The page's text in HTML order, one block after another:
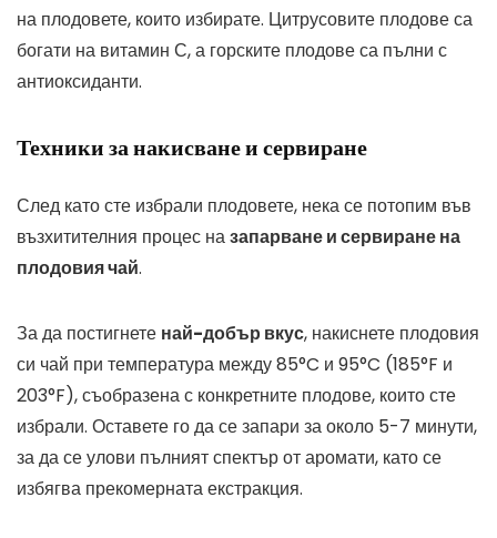
на плодовете, които избирате. Цитрусовите плодове са
богати на витамин С, а горските плодове са пълни с
антиоксиданти.
Техники за накисване и сервиране
След като сте избрали плодовете, нека се потопим във
възхитителния процес назапарване и сервиране на
плодовия чай.
За да постигнете най-добър вкус, накиснете плодовия
си чай при температура между 85°C и 95°C (185°F и
203°F), съобразена с конкретните плодове, които сте
избрали. Оставете го да се запари за около 5-7 минути,
за да се улови пълният спектър от аромати, като се
избягва прекомерната екстракция.